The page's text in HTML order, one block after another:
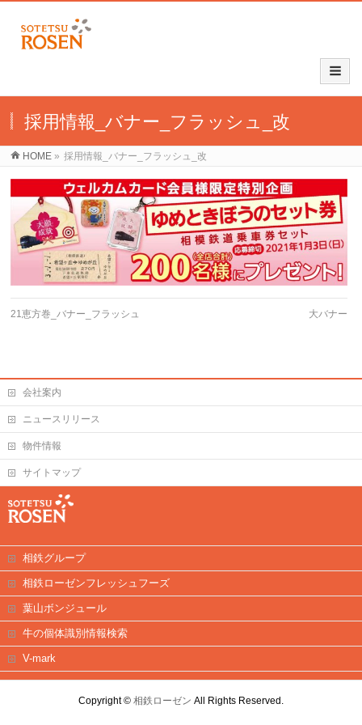
採用情報_バナー_フラッシュ_改
HOME » 採用情報_バナー_フラッシュ_改
21恵方巻_バナー_フラッシュ 大バナー
会社案内
ニュースリリース
物件情報
サイトマップ
相鉄グループ
相鉄ローゼンフレッシュフーズ
葉山ボンジュール
牛の個体識別情報検索
V-mark
Copyright © 相鉄ローゼン All Rights Reserved.